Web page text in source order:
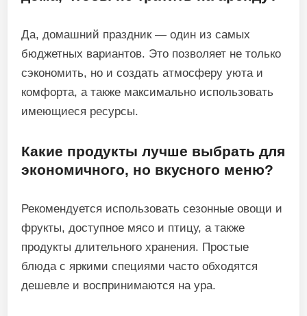
Да, домашний праздник — один из самых
бюджетных вариантов. Это позволяет не только
сэкономить, но и создать атмосферу уюта и
комфорта, а также максимально использовать
имеющиеся ресурсы.
Какие продукты лучше выбрать для
экономичного, но вкусного меню?
Рекомендуется использовать сезонные овощи и
фрукты, доступное мясо и птицу, а также
продукты длительного хранения. Простые
блюда с яркими специями часто обходятся
дешевле и воспринимаются на ура.